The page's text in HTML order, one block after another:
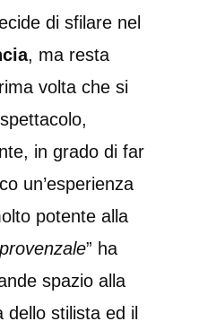
di sfilare nel
, ma resta
volta che si
in grado di far
un’esperienza
potente alla
” ha
spazio alla
dello stilista ed il